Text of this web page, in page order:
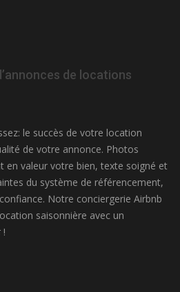
de locations
le succès de votre location
de votre annonce. Photos
en valeur votre bien, texte soigné et
du système de référencement,
Notre conciergerie Airbnb
saisonnière avec un
!